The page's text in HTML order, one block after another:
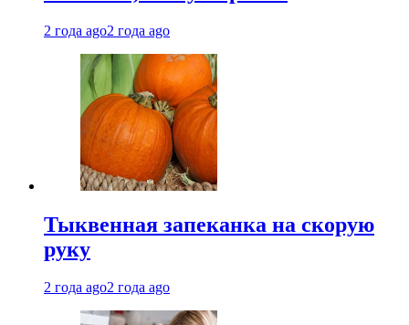
2 года ago2 года ago
Тыквенная запеканка на скорую
руку
2 года ago2 года ago